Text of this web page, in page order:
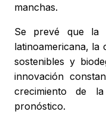
manchas.
Se prevé que la
latinoamericana, la
sostenibles y
innovación
crecimiento de
pronóstico.